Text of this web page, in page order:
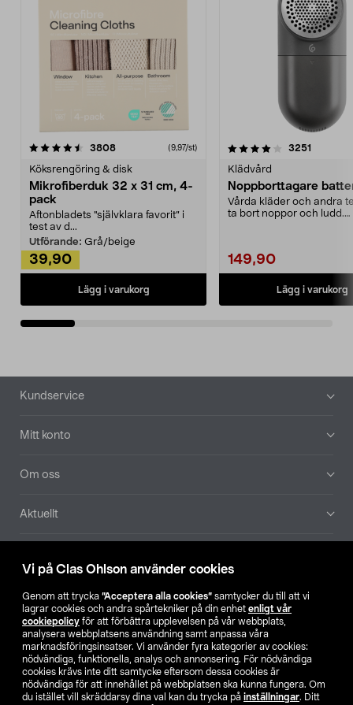
Vi på Clas Ohlson använder cookies
Genom att trycka ”Acceptera alla cookies” samtycker du till att vi
lagrar cookies och andra spårtekniker på din enhet enligt vår
cookiepolicy för att förbättra upplevelsen på vår webbplats,
analysera webbplatsens användning samt anpassa våra
marknadsföringsinsatser. Vi använder fyra kategorier av cookies:
nödvändiga, funktionella, analys och annonsering. För nödvändiga
cookies krävs inte ditt samtycke eftersom dessa cookies är
nödvändiga för att innehållet på webbplatsen ska kunna fungera. Om
du istället vill skräddarsy dina val kan du trycka på inställningar. Ditt
3808recensioner (9,97/st)
Köksrengöring & disk
Mikrofiberduk 32 x 31 cm, 4-
pack
Aftonbladets "självklara favorit” i
test av d...
Utförande: Grå/beige
39,90
Lägg i varukorg
4.0av 5 stjärnor 3251
Klädvård
Noppborttagare
Vårda kläder och andra
ta bort noppor och ludd.
149,90
Lägg i varukorg
4.5av 5 stjärnor
Sidfot
Kundservice
Mitt konto
Om oss
Aktuellt
Hitta butik
SE NO FI